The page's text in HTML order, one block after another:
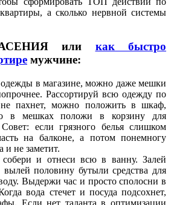
а сколько нервной системы
или как быстро
мужчине:
в магазине, можно даже мешки
Рассортируй всю одежду по
не пахнет, можно положить в шкаф,
в мешках положи в корзину для
Совет: если грязного белья слишком
на балконе, а потом понемногу
и не заметит.
собери и отнеси всю в ванну. Залей
половину бутыли средства для
Выдержи час и просто сполосни в
вода стечет и посуда подсохнет,
Если нет таланта в оптимизации